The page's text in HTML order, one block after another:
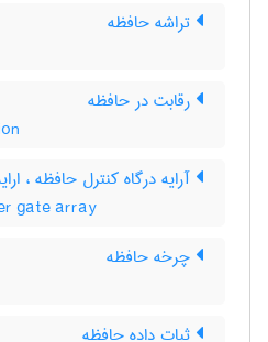
تراشه حافظه
رقابت در حافظه
آرایه درگاه کنترل حافظه ،
gate array
چرخه حافظه
ثبات داده حافظه